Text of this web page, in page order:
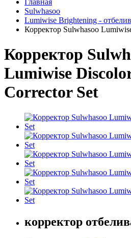
Главная
Sulwhasoo
Lumiwise Brightening -
Корректор Sulwhasoo
Корректор
Lumiwise
Corrector Set
корректор